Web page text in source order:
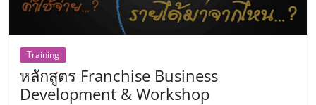
มอี
SMEs,
แฟ
รน
ไชส์,
Training
หลักสูตร Franchise Business
Development & Workshop